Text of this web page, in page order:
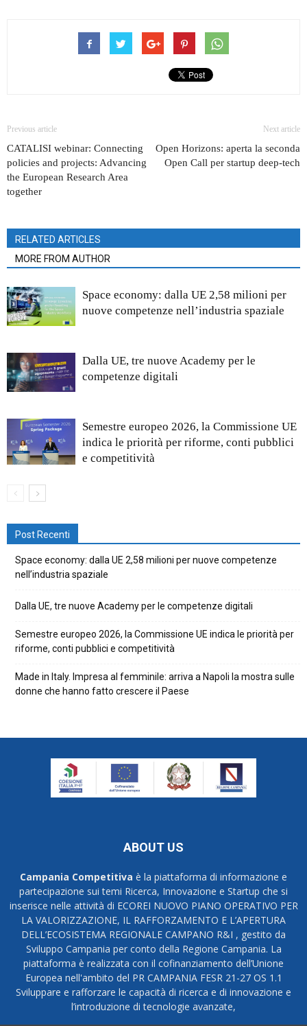
Previous article
CATALISI webinar: Connecting
policies and projects: Advancing
the European Research Area
together
Next article
Open Horizons: aperta la seconda
Open Call per startup deep-tech
RELATED ARTICLES
MORE FROM AUTHOR
Space economy: dalla UE 2,58 milioni per
nuove competenze nell’industria spaziale
Dalla UE, tre nuove Academy per le
competenze digitali
Semestre europeo 2026, la Commissione UE
indica le priorità per riforme, conti pubblici
e competitività
Post Recenti
Space economy: dalla UE 2,58 milioni per nuove competenze
nell’industria spaziale
Dalla UE, tre nuove Academy per le competenze digitali
Semestre europeo 2026, la Commissione UE indica le priorità per
riforme, conti pubblici e competitività
Made in Italy. Impresa al femminile: arriva a Napoli la mostra sulle
donne che hanno fatto crescere il Paese
ABOUT US
Campania Competitiva è la piattaforma di informazione e
partecipazione sui temi Ricerca, Innovazione e Startup che si
inserisce nelle attività di ECOREI NUOVO PIANO OPERATIVO PER
LA VALORIZZAZIONE, IL RAFFORZAMENTO E L’APERTURA
DELL’ECOSISTEMA REGIONALE CAMPANO R&I , gestito da
Sviluppo Campania per conto della Regione Campania. La
piattaforma è realizzata con il cofinanziamento dell’Unione
Europea nell'ambito del PR CAMPANIA FESR 21-27 OS 1.1
Sviluppare e rafforzare le capacità di ricerca e di innovazione e
l’introduzione di tecnologie avanzate,